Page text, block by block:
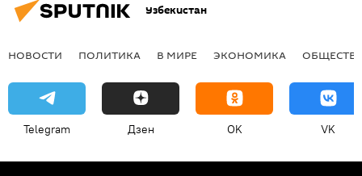
Узбекистан
НОВОСТИ ПОЛИТИКА В МИРЕ ЭКОНОМИКА
Telegram Дзен OK VK